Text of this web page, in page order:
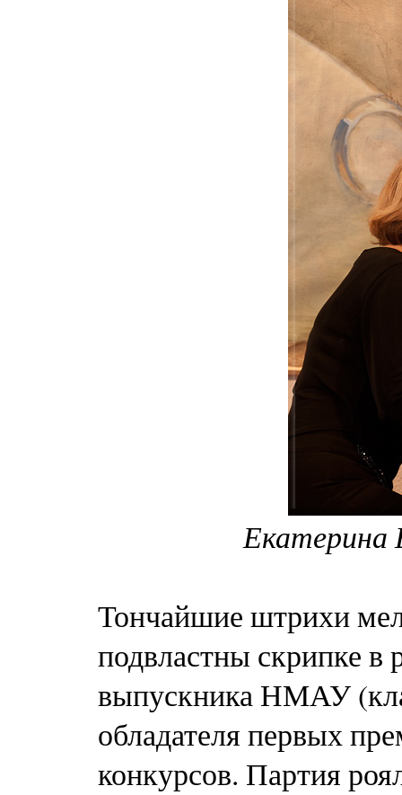
Екатерина
Тончайшие штрихи
подвластны скрипке
выпускника НМАУ
обладателя первых
конкурсов. Партия